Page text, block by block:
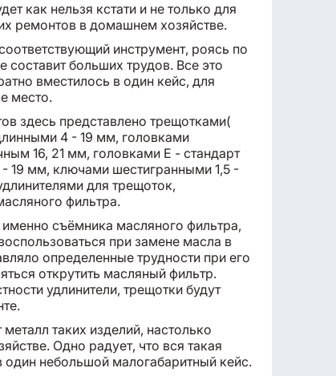
как нельзя кстати и не только для
ремонтов в домашнем хозяйстве.
инструмент, роясь по
больших трудов. Все это
вместилось в один кейс, для
место.
здесь представлено трещотками(
4 - 19 мм, головками
16, 21 мм, головками Е - стандарт
мм, ключами шестигранными 1,5 -
для трещоток,
фильтра.
съёмника масляного фильтра,
при замене масла в
определенные трудности при его
открутить масляный фильтр.
удлинители, трещотки будут
таких изделий, настолько
Одно радует, что вся такая
один небольшой малогабаритный кейс.